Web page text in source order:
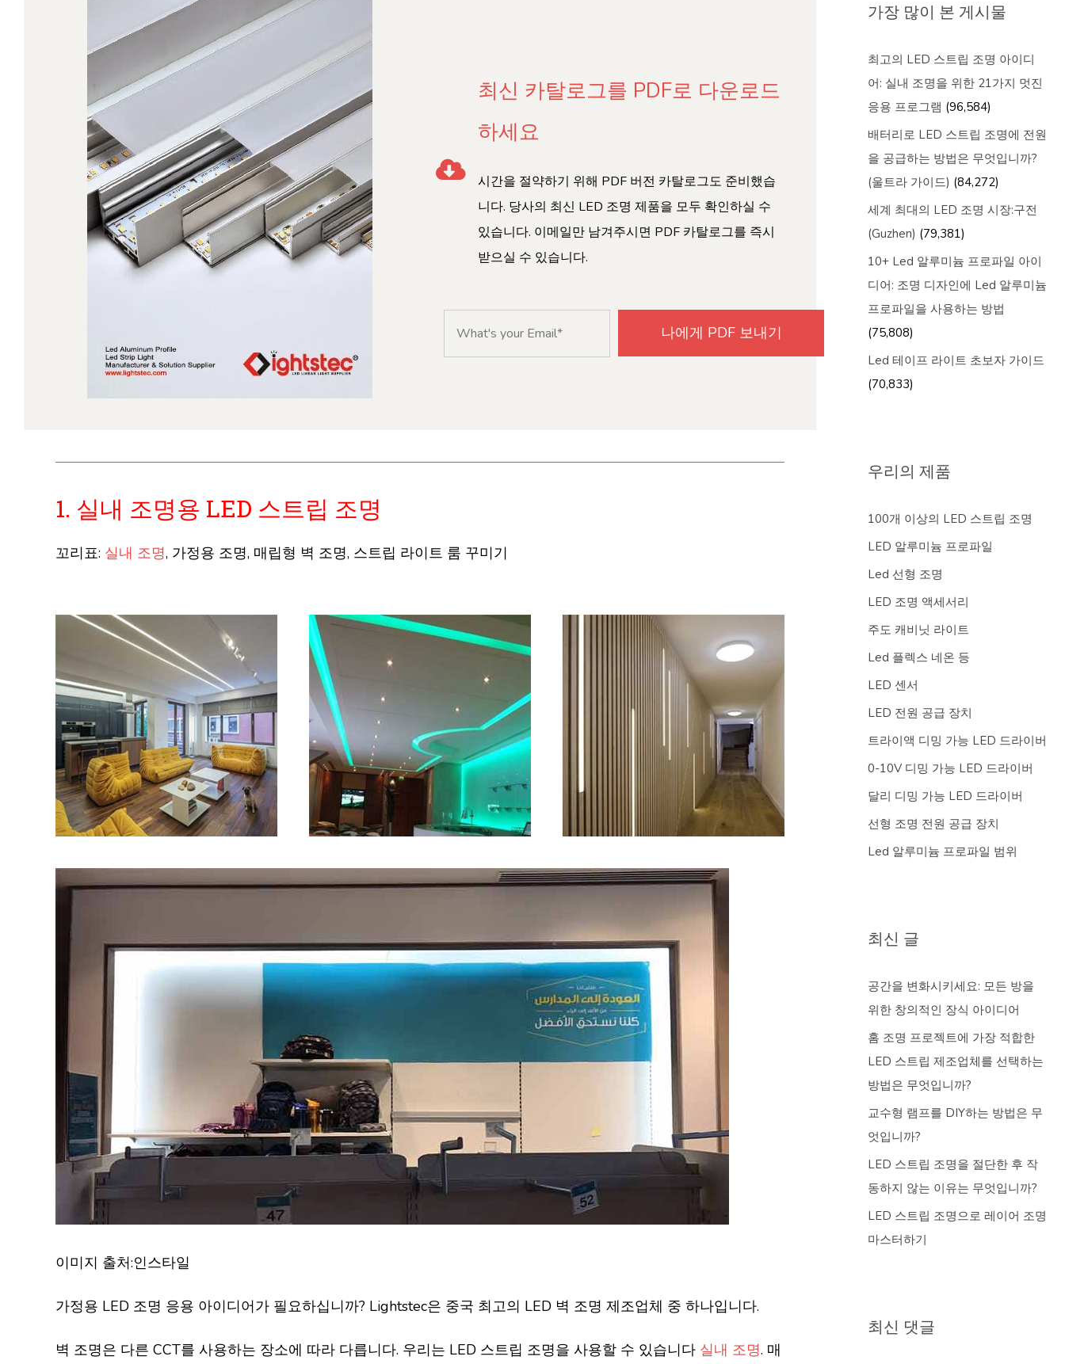
최신 카탈로그를 PDF로 다운로드
하세요
시간을 절약하기 위해 PDF 버전 카탈로그도 준비했습
니다. 당사의 최신 LED 조명 제품을 모두 확인하실 수
있습니다. 이메일만 남겨주시면 PDF 카탈로그를 즉시
받으실 수 있습니다.
1. 실내 조명용 LED 스트립 조명
꼬리표: 실내 조명, 가정용 조명, 매립형 벽 조명, 스트립 라이트 룸 꾸미기
이미지 출처:인스타일
가정용 LED 조명 응용 아이디어가 필요하십니까? Lightstec은 중국 최고의 LED 벽 조명 제조업체 중 하나입니다.
벽 조명은 다른 CCT를 사용하는 장소에 따라 다릅니다. 우리는 LED 스트립 조명을 사용할 수 있습니다 실내 조명. 매
가장 많이 본 게시물
최고의 LED 스트립 조명 아이디
어: 실내 조명을 위한 21가지 멋진
응용 프로그램 (96,584)
배터리로 LED 스트립 조명에 전원
을 공급하는 방법은 무엇입니까?
(울트라 가이드) (84,272)
세계 최대의 LED 조명 시장:구전
(Guzhen) (79,381)
10+ Led 알루미늄 프로파일 아이
디어: 조명 디자인에 Led 알루미늄
프로파일을 사용하는 방법
(75,808)
Led 테이프 라이트 초보자 가이드
(70,833)
우리의 제품
100개 이상의 LED 스트립 조명
LED 알루미늄 프로파일
Led 선형 조명
LED 조명 액세서리
주도 캐비닛 라이트
Led 플렉스 네온 등
LED 센서
LED 전원 공급 장치
트라이액 디밍 가능 LED 드라이버
0-10V 디밍 가능 LED 드라이버
달리 디밍 가능 LED 드라이버
선형 조명 전원 공급 장치
Led 알루미늄 프로파일 범위
최신 글
공간을 변화시키세요: 모든 방을
위한 창의적인 장식 아이디어
홈 조명 프로젝트에 가장 적합한
LED 스트립 제조업체를 선택하는
방법은 무엇입니까?
교수형 램프를 DIY하는 방법은 무
엇입니까?
LED 스트립 조명을 절단한 후 작
동하지 않는 이유는 무엇입니까?
LED 스트립 조명으로 레이어 조명
마스터하기
최신 댓글